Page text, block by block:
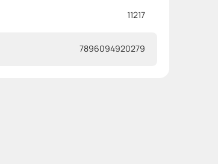
11217
7896094920279